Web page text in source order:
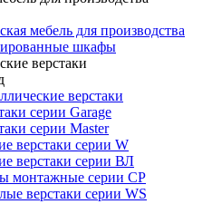
мебель для производства
шкафы
верстаки
верстаки
серии Garage
серии Master
верстаки серии W
верстаки серии ВЛ
монтажные серии СР
верстаки серии WS